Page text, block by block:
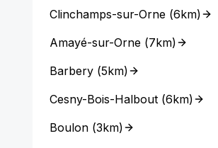
Clinchamps-sur-Orne(6km)
Amayé-sur-Orne(7km)
Barbery(5km)
Cesny-Bois-Halbout(6km)
Boulon(3km)